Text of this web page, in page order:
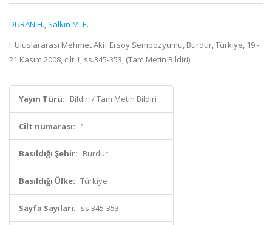
DURAN H., Salkın M. E.
I. Uluslararası Mehmet Akif Ersoy Sempozyumu, Burdur, Türkiye, 19 -
21 Kasım 2008, cilt.1, ss.345-353, (Tam Metin Bildiri)
Yayın Türü: Bildiri / Tam Metin Bildiri
Cilt numarası: 1
Basıldığı Şehir: Burdur
Basıldığı Ülke: Türkiye
Sayfa Sayıları: ss.345-353